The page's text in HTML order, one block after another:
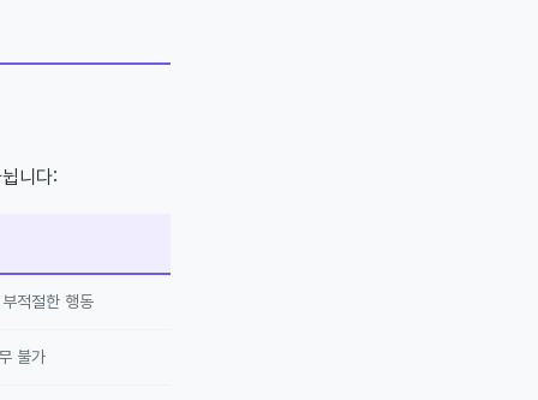
니다:
적절한 행동
불가